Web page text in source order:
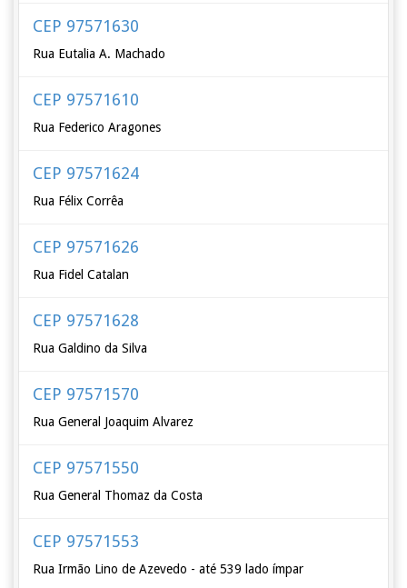
CEP 97571630
Rua Eutalia A. Machado
CEP 97571610
Rua Federico Aragones
CEP 97571624
Rua Félix Corrêa
CEP 97571626
Rua Fidel Catalan
CEP 97571628
Rua Galdino da Silva
CEP 97571570
Rua General Joaquim Alvarez
CEP 97571550
Rua General Thomaz da Costa
CEP 97571553
Rua Irmão Lino de Azevedo - até 539 lado ímpar